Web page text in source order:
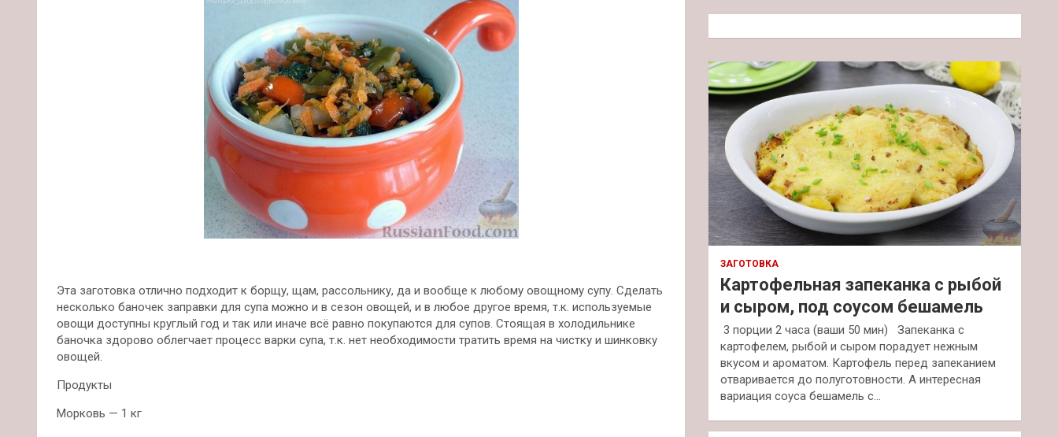
Эта заготовка отлично подходит к борщу, щам, рассольнику, да и вообще к любому овощному супу. Сделать
несколько баночек заправки для супа можно и в сезон овощей, и в любое другое время, т.к. используемые
овощи доступны круглый год и так или иначе всё равно покупаются для супов. Стоящая в холодильнике
баночка здорово облегчает процесс варки супа, т.к. нет необходимости тратить время на чистку и шинковку
овощей.
Продукты
Морковь — 1 кг
к
ЗАГОТОВКА
Картофельная запеканка с рыбой
и сыром, под соусом бешамель
3 порции 2 часа (ваши 50 мин) Запеканка с
картофелем, рыбой и сыром порадует нежным
вкусом и ароматом. Картофель перед запеканием
отваривается до полуготовности. А интересная
вариация соуса бешамель с…